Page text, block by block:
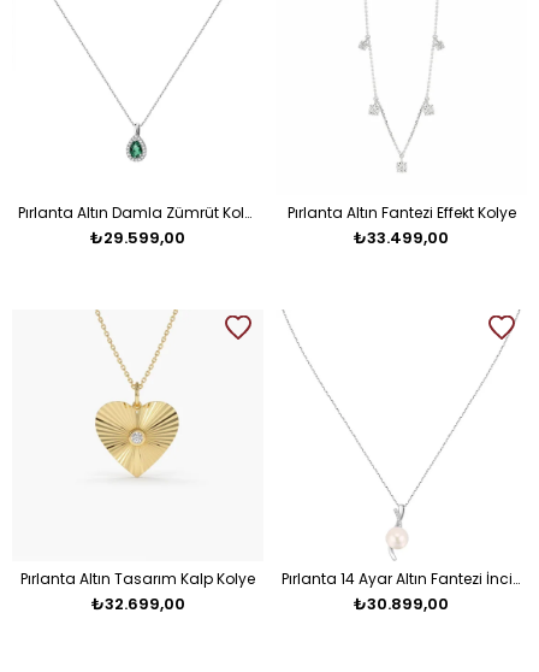
Pırlanta Altın Damla Zümrüt Kolye
₺29.599,00
Pırlanta Altın Fantezi Effekt Kolye
₺33.499,00
Pırlanta Altın Tasarım Kalp Kolye
₺32.699,00
Pırlanta 14 Ayar Altın Fantezi İnci Kolye
₺30.899,00